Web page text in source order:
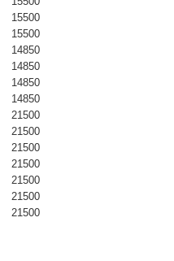
15500
15500
14850
14850
14850
14850
21500
21500
21500
21500
21500
21500
21500